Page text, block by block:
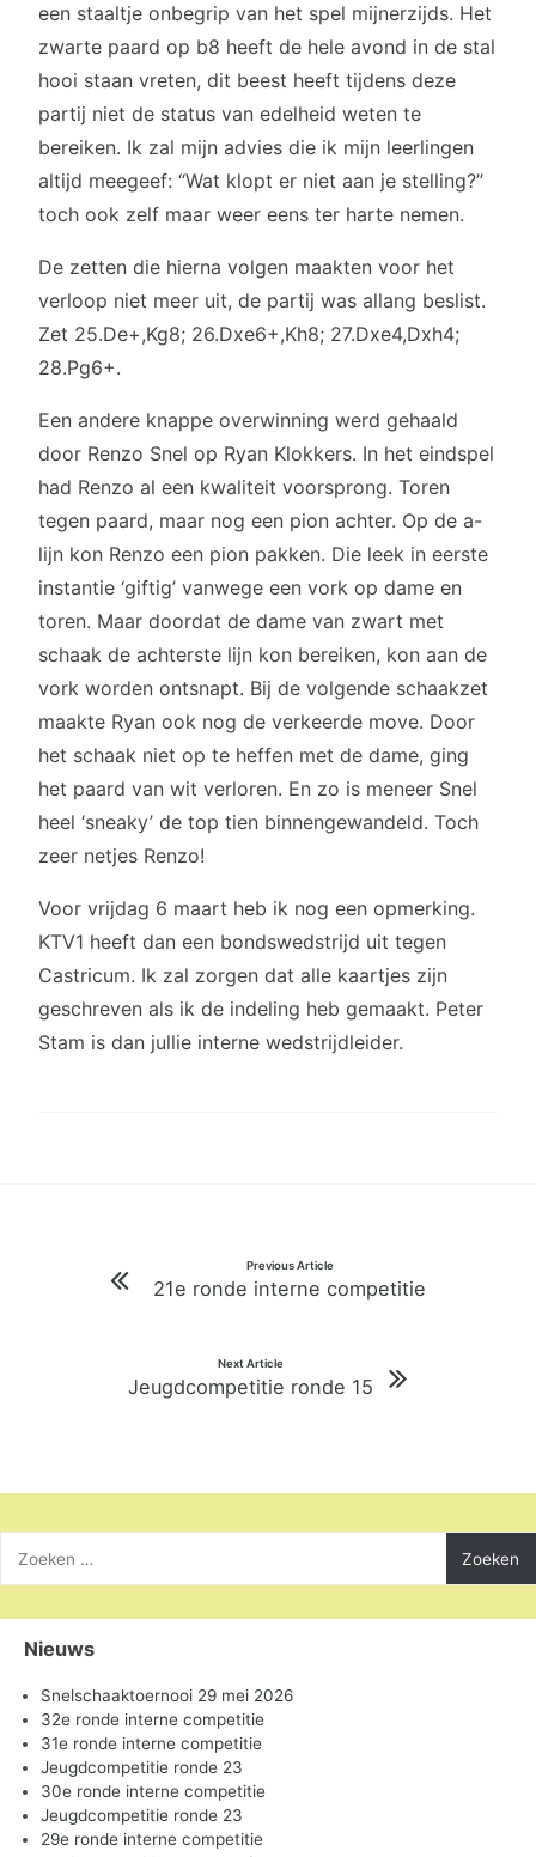
een staaltje onbegrip van het spel mijnerzijds. Het
zwarte paard op b8 heeft de hele avond in de stal
hooi staan vreten, dit beest heeft tijdens deze
partij niet de status van edelheid weten te
bereiken. Ik zal mijn advies die ik mijn leerlingen
altijd meegeef: “Wat klopt er niet aan je stelling?”
toch ook zelf maar weer eens ter harte nemen.
De zetten die hierna volgen maakten voor het
verloop niet meer uit, de partij was allang beslist.
Zet 25.De+,Kg8; 26.Dxe6+,Kh8; 27.Dxe4,Dxh4;
28.Pg6+.
Een andere knappe overwinning werd gehaald
door Renzo Snel op Ryan Klokkers. In het eindspel
had Renzo al een kwaliteit voorsprong. Toren
tegen paard, maar nog een pion achter. Op de a-
lijn kon Renzo een pion pakken. Die leek in eerste
instantie ‘giftig’ vanwege een vork op dame en
toren. Maar doordat de dame van zwart met
schaak de achterste lijn kon bereiken, kon aan de
vork worden ontsnapt. Bij de volgende schaakzet
maakte Ryan ook nog de verkeerde move. Door
het schaak niet op te heffen met de dame, ging
het paard van wit verloren. En zo is meneer Snel
heel ‘sneaky’ de top tien binnengewandeld. Toch
zeer netjes Renzo!
Voor vrijdag 6 maart heb ik nog een opmerking.
KTV1 heeft dan een bondswedstrijd uit tegen
Castricum. Ik zal zorgen dat alle kaartjes zijn
geschreven als ik de indeling heb gemaakt. Peter
Stam is dan jullie interne wedstrijdleider.
navigatie
Previous Article
21e ronde interne competitie
Next Article
Jeugdcompetitie ronde 15
naar:
Nieuws
Snelschaaktoernooi 29 mei 2026
32e ronde interne competitie
31e ronde interne competitie
Jeugdcompetitie ronde 23
30e ronde interne competitie
Jeugdcompetitie ronde 23
29e ronde interne competitie